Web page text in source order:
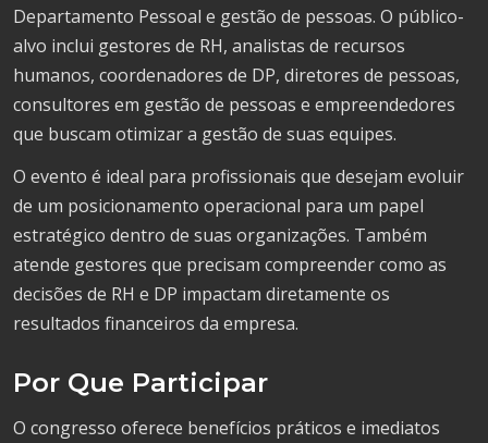
Departamento Pessoal e gestão de pessoas. O público-
alvo inclui gestores de RH, analistas de recursos
humanos, coordenadores de DP, diretores de pessoas,
consultores em gestão de pessoas e empreendedores
que buscam otimizar a gestão de suas equipes.
O evento é ideal para profissionais que desejam evoluir
de um posicionamento operacional para um papel
estratégico dentro de suas organizações. Também
atende gestores que precisam compreender como as
decisões de RH e DP impactam diretamente os
resultados financeiros da empresa.
Por Que Participar
O congresso oferece benefícios práticos e imediatos